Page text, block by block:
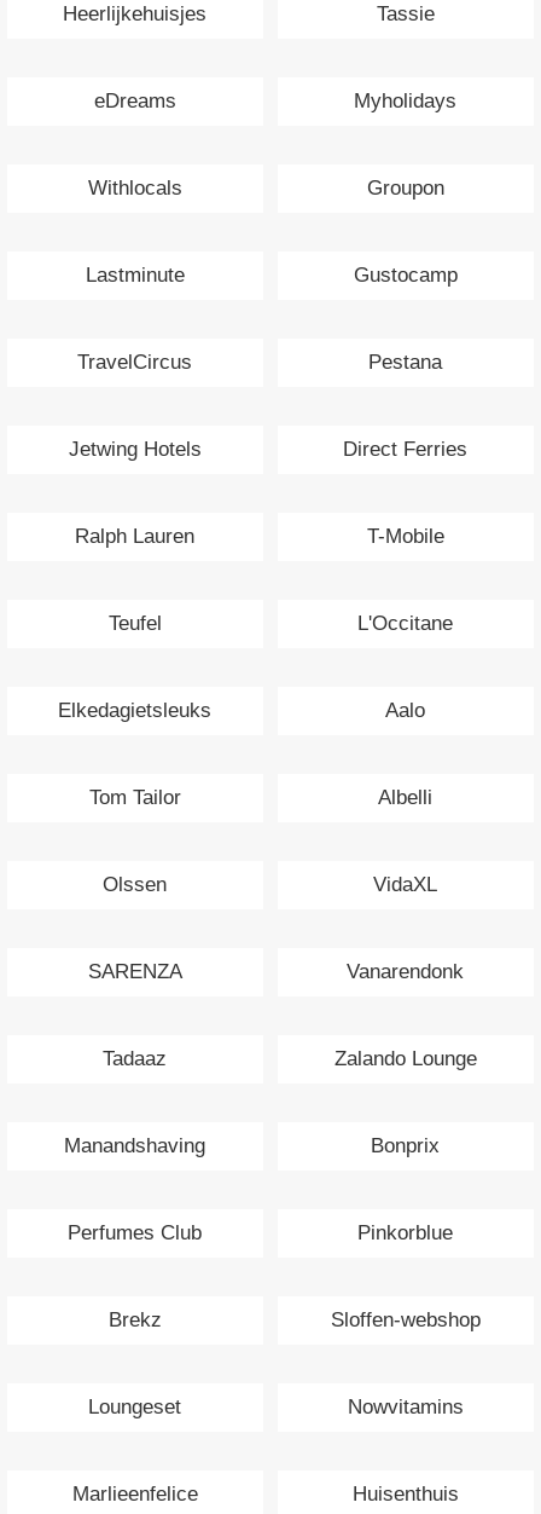
Heerlijkehuisjes Tassie
eDreams Myholidays
Withlocals Groupon
Lastminute Gustocamp
TravelCircus Pestana
Jetwing Hotels Direct Ferries
Ralph Lauren T-Mobile
Teufel L'Occitane
Elkedagietsleuks Aalo
Tom Tailor Albelli
Olssen VidaXL
SARENZA Vanarendonk
Tadaaz Zalando Lounge
Manandshaving Bonprix
Perfumes Club Pinkorblue
Brekz Sloffen-webshop
Loungeset Nowvitamins
Marlieenfelice Huisenthuis